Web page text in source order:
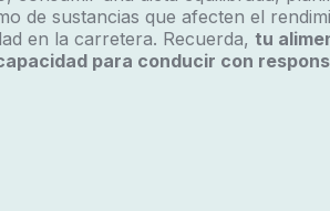
de sustancias que afecten el
en la carretera. Recuerda, tu
para conducir con